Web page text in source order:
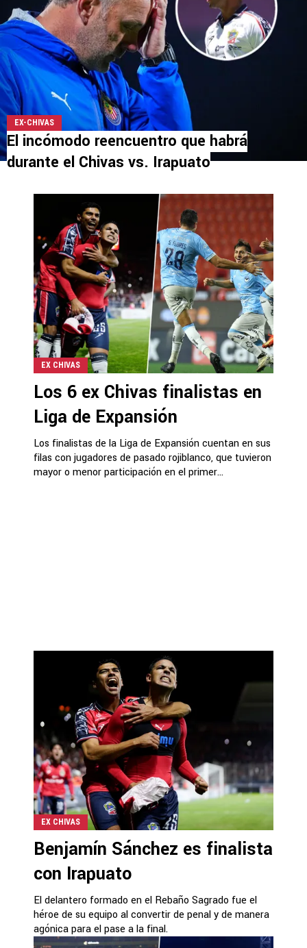
EX-CHIVAS
El incómodo reencuentro que habrá
durante el Chivas vs. Irapuato
EX CHIVAS
Los 6 ex Chivas finalistas en
Liga de Expansión
Los finalistas de la Liga de Expansión cuentan en sus
filas con jugadores de pasado rojiblanco, que tuvieron
mayor o menor participación en el primer...
EX CHIVAS
Benjamín Sánchez es finalista
con Irapuato
El delantero formado en el Rebaño Sagrado fue el
héroe de su equipo al convertir de penal y de manera
agónica para el pase a la final.